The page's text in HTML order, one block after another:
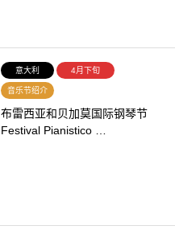
意大利 4月下旬
音乐节绍介
布雷西亚和贝加莫国际钢琴节
Festival Pianistico …